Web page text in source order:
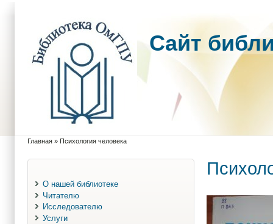
Cайт
Главная » Психология человека
О нашей библиотеке
Читателю
Исследователю
Услуги